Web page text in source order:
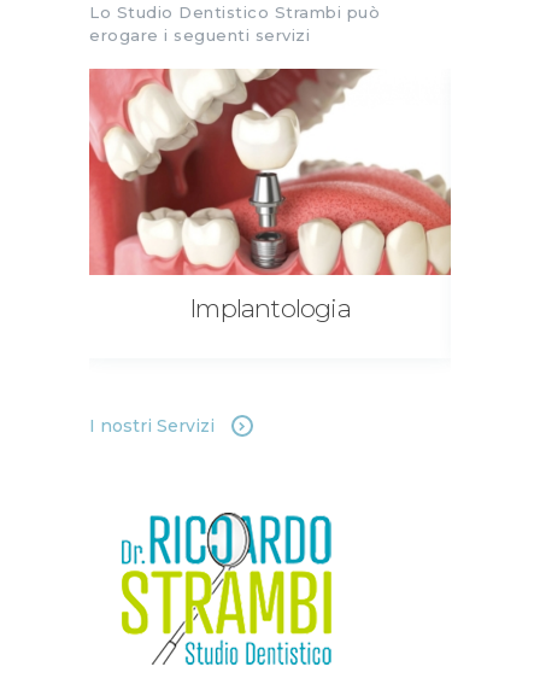
Lo Studio Dentistico Strambi può
erogare i seguenti servizi
Implantologia
I nostri Servizi